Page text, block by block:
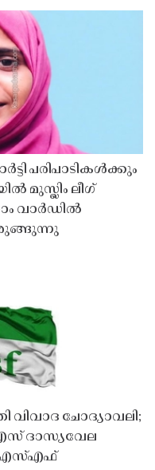
പരിപാടികൾക്കും
മുസ്ലിം ലീഗ്
വാർഡിൽ
വിവാദ ചോദ്യാവലി;
ദാസ്യവേല